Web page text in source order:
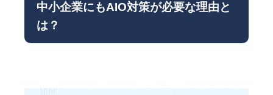
中小企業にもAIO対策が必要な理由と
は？